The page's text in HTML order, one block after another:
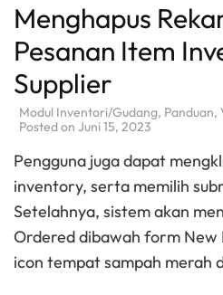
Menghapus
Pesanan Item
Supplier
Modul Inventori/Gudang, Panduan,
Posted on Juni 15, 2023
Pengguna juga dapat
inventory, serta memilih
Setelahnya, sistem akan
Ordered dibawah form New
icon tempat sampah merah